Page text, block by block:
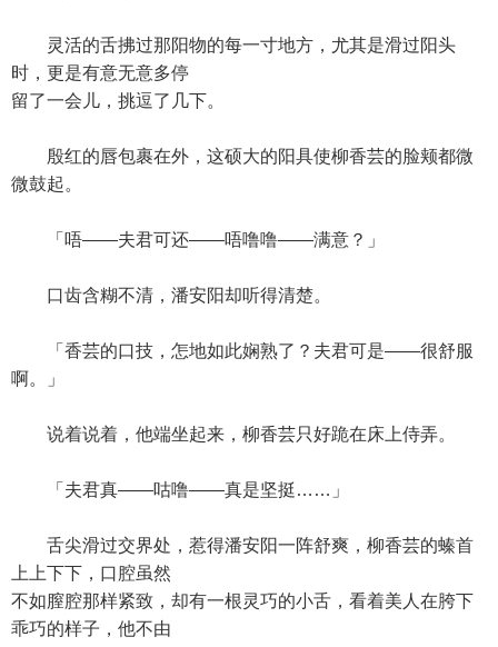
灵活的舌拂过那阳物的每一寸地方，尤其是滑过阳头
时，更是有意无意多停
留了一会儿，挑逗了几下。
殷红的唇包裹在外，这硕大的阳具使柳香芸的脸颊都微
微鼓起。
「唔——夫君可还——唔噜噜——满意？」
口齿含糊不清，潘安阳却听得清楚。
「香芸的口技，怎地如此娴熟了？夫君可是——很舒服
啊。」
说着说着，他端坐起来，柳香芸只好跪在床上侍弄。
「夫君真——咕噜——真是坚挺……」
舌尖滑过交界处，惹得潘安阳一阵舒爽，柳香芸的螓首
上上下下，口腔虽然
不如膣腔那样紧致，却有一根灵巧的小舌，看着美人在胯下
乖巧的样子，他不由